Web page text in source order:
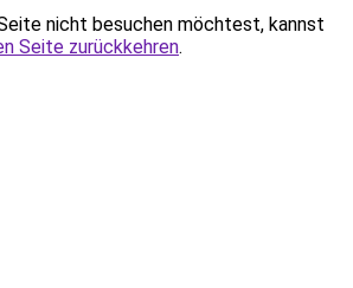
nicht besuchen möchtest, kannst
Seite zurückkehren.